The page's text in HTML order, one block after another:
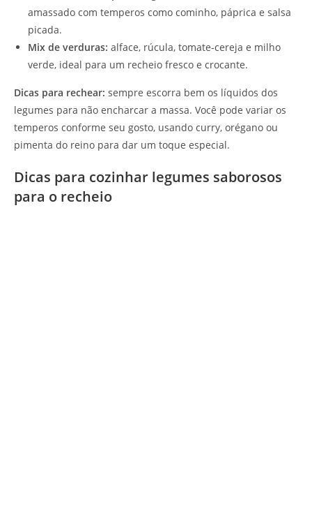
amassado com temperos como cominho, páprica e salsa
picada.
Mix de verduras: alface, rúcula, tomate-cereja e milho
verde, ideal para um recheio fresco e crocante.
Dicas para rechear: sempre escorra bem os líquidos dos
legumes para não encharcar a massa. Você pode variar os
temperos conforme seu gosto, usando curry, orégano ou
pimenta do reino para dar um toque especial.
Dicas para cozinhar legumes saborosos
para o recheio